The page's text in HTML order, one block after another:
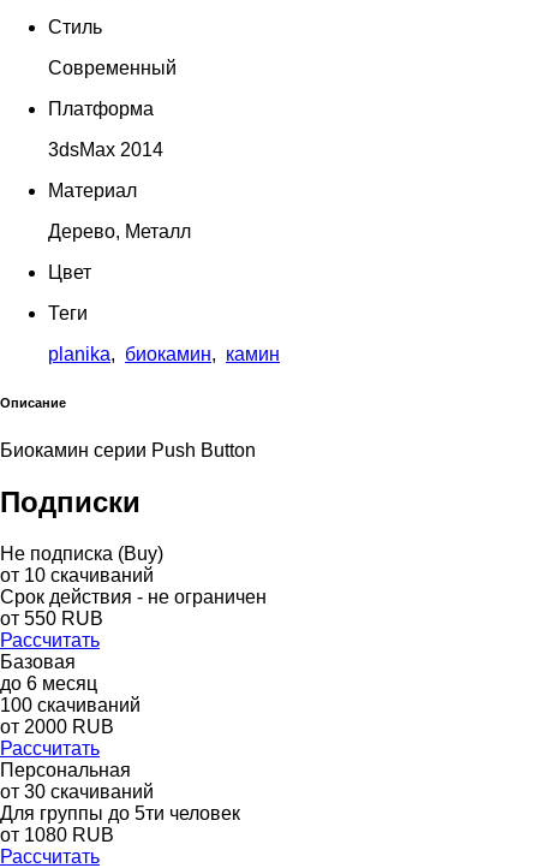
Стиль
Современный
Платформа
3dsMax 2014
Материал
Дерево, Металл
Цвет
Теги
planika, биокамин, камин
Описание
Биокамин серии Push Button
Подписки
Не подписка (Buy)
от 10 скачиваний
Срок действия - не ограничен
от 550 RUB
Рассчитать
Базовая
до 6 месяц
100 скачиваний
от 2000 RUB
Рассчитать
Персональная
от 30 скачиваний
Для группы до 5ти человек
от 1080 RUB
Рассчитать